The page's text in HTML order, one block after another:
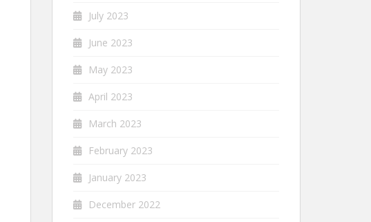
July 2023
June 2023
May 2023
April 2023
March 2023
February 2023
January 2023
December 2022